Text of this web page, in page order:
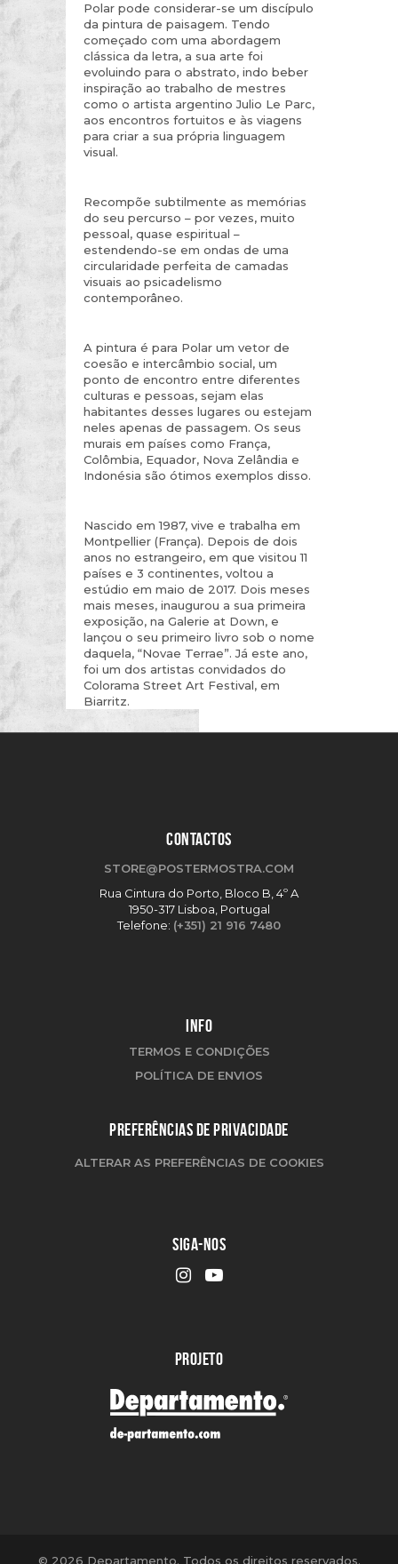
Polar pode considerar-se um discípulo
da pintura de paisagem. Tendo
começado com uma abordagem
clássica da letra, a sua arte foi
evoluindo para o abstrato, indo beber
inspiração ao trabalho de mestres
como o artista argentino Julio Le Parc,
aos encontros fortuitos e às viagens
para criar a sua própria linguagem
visual.
Recompõe subtilmente as memórias
do seu percurso – por vezes, muito
pessoal, quase espiritual –
estendendo-se em ondas de uma
circularidade perfeita de camadas
visuais ao psicadelismo
contemporâneo.
A pintura é para Polar um vetor de
coesão e intercâmbio social, um
ponto de encontro entre diferentes
culturas e pessoas, sejam elas
habitantes desses lugares ou estejam
neles apenas de passagem. Os seus
murais em países como França,
Colômbia, Equador, Nova Zelândia e
Indonésia são ótimos exemplos disso.
Nascido em 1987, vive e trabalha em
Montpellier (França). Depois de dois
anos no estrangeiro, em que visitou 11
países e 3 continentes, voltou a
estúdio em maio de 2017. Dois meses
mais meses, inaugurou a sua primeira
exposição, na Galerie at Down, e
lançou o seu primeiro livro sob o nome
daquela, “Novae Terrae”. Já este ano,
foi um dos artistas convidados do
Colorama Street Art Festival, em
Biarritz.
CONTACTOS
STORE@POSTERMOSTRA.COM
Rua Cintura do Porto, Bloco B, 4º A
1950-317 Lisboa, Portugal
Telefone: (+351) 21 916 7480
INFO
TERMOS E CONDIÇÕES
POLÍTICA DE ENVIOS
PREFERÊNCIAS DE PRIVACIDADE
ALTERAR AS PREFERÊNCIAS DE COOKIES
SIGA-NOS
PROJETO
© 2026 Departamento. Todos os direitos reservados.